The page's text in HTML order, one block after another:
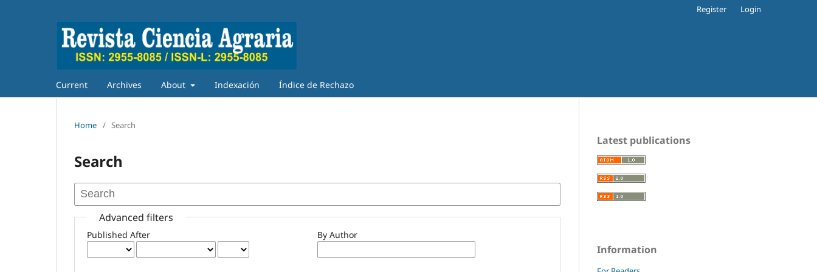
Current Archives About Indexación Índice de Rechazo
Register Login
Home / Search
Search
Advanced filters
Published After By Author
Latest publications
Information